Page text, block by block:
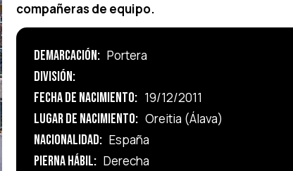
compañeras de equipo.
Demarcación: Portera
División:
Fecha de Nacimiento: 19/12/2011
Lugar de Nacimiento: Oreitia (Álava)
Nacionalidad: España
Pierna Hábil: Derecha